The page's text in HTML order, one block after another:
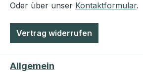
Oder über unser Kontaktformular.
Vertrag widerrufen
Allgemein